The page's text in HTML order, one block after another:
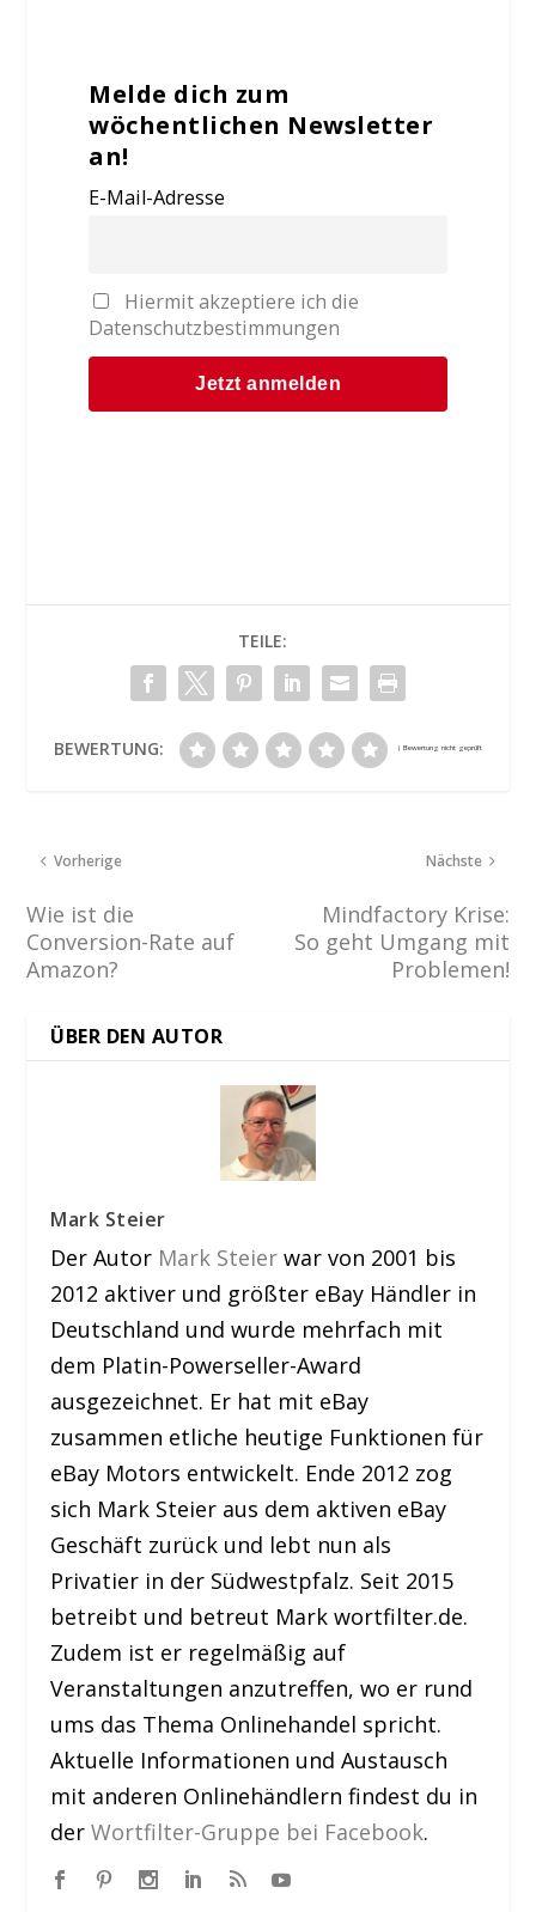
Melde dich zum
wöchentlichen Newsletter
an!
E-Mail-Adresse
Hiermit akzeptiere ich die
Datenschutzbestimmungen
TEILE:
BEWERTUNG:
Vorherige
Wie ist die
Conversion-Rate auf
Amazon?
Nächste
Mindfactory Krise:
So geht Umgang mit
Problemen!
ÜBER DEN AUTOR
Mark Steier
Der Autor Mark Steier war von 2001 bis
2012 aktiver und größter eBay Händler in
Deutschland und wurde mehrfach mit
dem Platin-Powerseller-Award
ausgezeichnet. Er hat mit eBay
zusammen etliche heutige Funktionen für
eBay Motors entwickelt. Ende 2012 zog
sich Mark Steier aus dem aktiven eBay
Geschäft zurück und lebt nun als
Privatier in der Südwestpfalz. Seit 2015
betreibt und betreut Mark wortfilter.de.
Zudem ist er regelmäßig auf
Veranstaltungen anzutreffen, wo er rund
ums das Thema Onlinehandel spricht.
Aktuelle Informationen und Austausch
mit anderen Onlinehändlern findest du in
derWortfilter-Gruppe bei Facebook.